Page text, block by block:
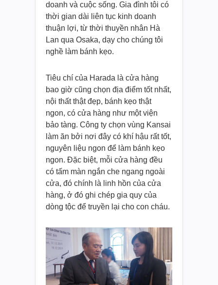
doanh và cuộc sống. Gia đình tôi có
thời gian dài liên tục kinh doanh
thuận lợi, từ thời thuyền nhân Hà
Lan qua Osaka, dạy cho chúng tôi
nghề làm bánh kẹo.
Tiêu chí của Harada là cửa hàng
bao giờ cũng chọn địa điểm tốt nhất,
nội thất thật đẹp, bánh kẹo thật
ngon, có cửa hàng như một viện
bảo tàng. Công ty chọn vùng Kansai
làm ăn bởi nơi đây có khí hậu rất tốt,
nguyên liệu ngon để làm bánh kẹo
ngon. Đặc biệt, mỗi cửa hàng đều
có tấm màn ngắn che ngang ngoài
cửa, đó chính là linh hồn của cửa
hàng, ở đó ghi chép gia quy của
dòng tộc để truyền lại cho con cháu.